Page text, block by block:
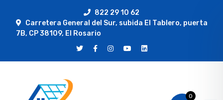
822 29 10 62
Carretera General del Sur, subida El Tablero, puerta
7B, CP 38109, El Rosario
0